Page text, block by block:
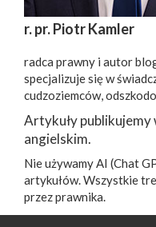
r. pr. Piotr Kamler
radca prawny i autor
specjalizuje się w
cudzoziemców,
Artykuły publikujemy
angielskim.
Nie używamy AI (Chat
artykułów. Wszystkie
przez prawnika.